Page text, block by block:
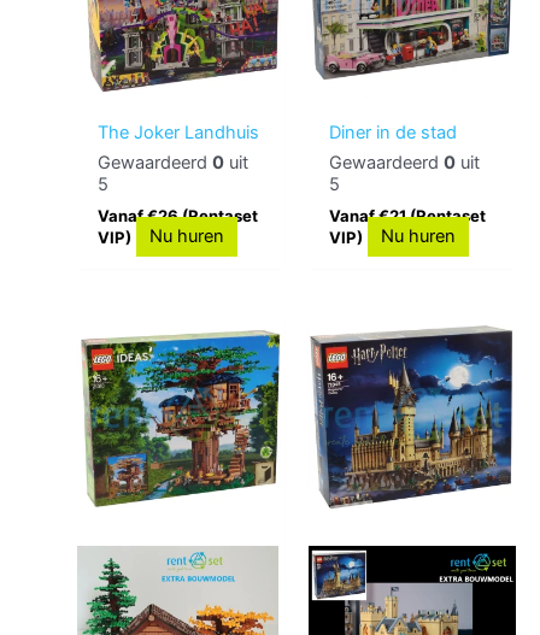
The Joker Landhuis
Gewaardeerd0 uit
5
Vanaf €26 (Rentaset
VIP)
Nu huren
Diner in de stad
Gewaardeerd0 uit
5
Vanaf €21 (Rentaset
VIP)
Nu huren